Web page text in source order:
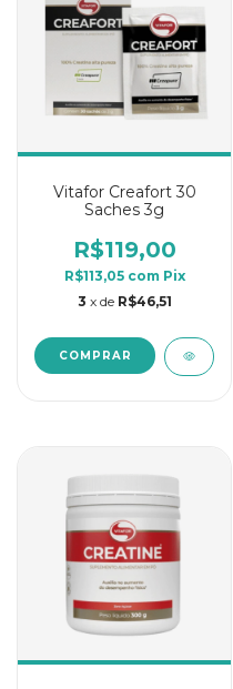
Vitafor Creafort 30
Saches 3g
R$119,00
R$113,05 com Pix
3 x de R$46,51